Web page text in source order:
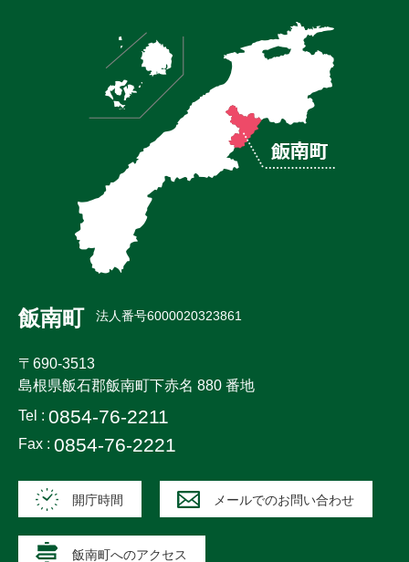
飯南町 法人番号6000020323861
〒690-3513
島根県飯石郡飯南町下赤名 880 番地
Tel : 0854-76-2211
Fax : 0854-76-2221
開庁時間 メールでのお問い合わせ
飯南町へのアクセス